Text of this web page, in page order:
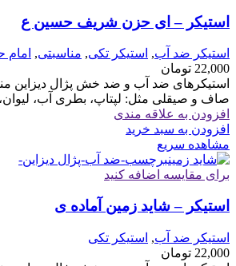
استیکر – ای حزن شریف حسین ع
استیکر ضد آب, استیکر تکی, مناسبتی, امام
22,000 تومان
استیکرهای ضد آب و ضد خش پژال دیزاین
صاف و صیقلی مثل: لپتاپ، بطری آب، لیوان،
افزودن به علاقه مندی
افزودن به سبد خرید
مشاهده سریع
برای مقایسه اضافه کنید
استیکر – شاید زمین آماده ی
استیکر ضد آب, استیکر تکی
22,000 تومان